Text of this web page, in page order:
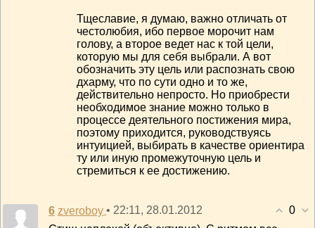
Тщеславие, я думаю, важно отличать от
честолюбия, ибо первое морочит нам
голову, а второе ведет нас к той цели,
которую мы для себя выбрали. А вот
обозначить эту цель или распознать свою
дхарму, что по сути одно и то же,
действительно непросто. Но приобрести
необходимое знание можно только в
процессе деятельного постижения мира,
поэтому приходится, руководствуясь
интуицией, выбирать в качестве ориентира
ту или иную промежуточную цель и
стремиться к ее достижению.
0
6 zveroboy • 22:11, 28.01.2012